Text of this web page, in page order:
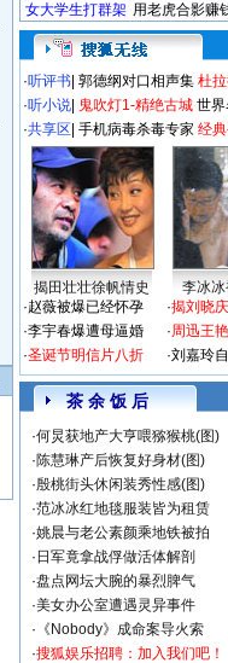
·听评书 郭德纲对口相声集 杜
·听小说 鬼吹灯1-精绝古城 世
·共享区 手机病毒杀毒专家 经
揭田壮壮徐帆情史 李冰
·赵薇被爆已经怀孕
·李宇春爆遭母逼婚
·圣诞节明信片八折
·揭刘晓
·周迅王
·刘嘉玲
茶 余 饭 后
·何炅获地产大亨喂猕猴桃(图)
·陈慧琳产后恢复好身材(图)
·殷桃街头休闲装秀性感(图)
·范冰冰红地毯服装皆为租赁
·姚晨与老公素颜乘地铁被拍
· 日军竟拿战俘做活体解剖
·盘点网坛大腕的暴烈脾气
·美女办公室遭遇灵异事件
· 《Nobody》成命案导火索
·搜狐娱乐招聘：加入我们吧！